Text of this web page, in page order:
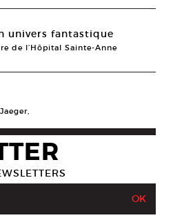
univers fantastique
de l’Hôpital Sainte-Anne